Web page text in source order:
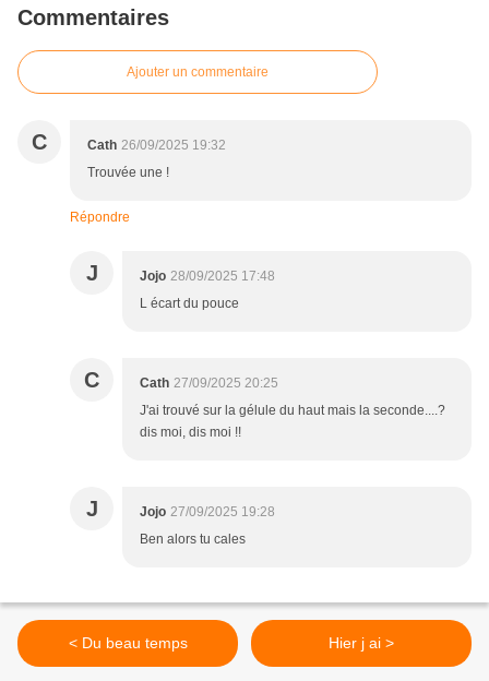
Commentaires
Ajouter un commentaire
C Cath 26/09/2025 19:32
Trouvée une !
Répondre
J Jojo 28/09/2025 17:48
L écart du pouce
C Cath 27/09/2025 20:25
J'ai trouvé sur la gélule du haut mais la seconde....?
dis moi, dis moi !!
J Jojo 27/09/2025 19:28
Ben alors tu cales
< Du beau temps Hier j ai >